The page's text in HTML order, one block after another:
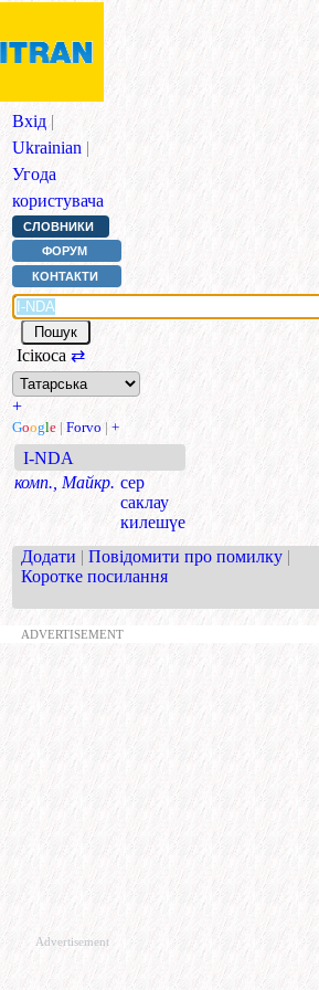
Вхід |
Ukrainian |
Угода
користувача
СЛОВНИКИ
ФОРУМ
КОНТАКТИ
Ісікоса ⇄
+
Google | Forvo | +
I-NDA
комп., Майкр. сер
саклау
килешүе
Додати | Повідомити про помилку |
Коротке посилання
ADVERTISEMENT
Advertisement